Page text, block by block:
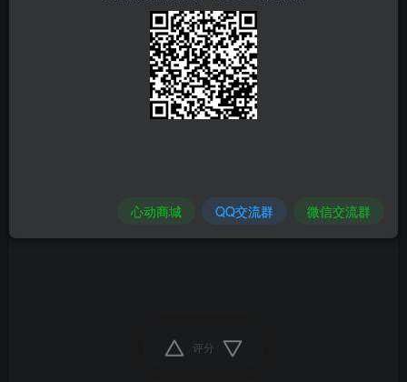
https://is.gd/TgSQLA
评分
心动商城 QQ交流群 微信交流群